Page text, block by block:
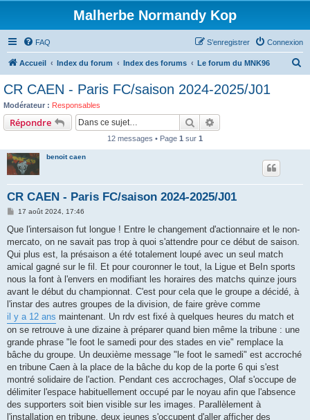
Malherbe Normandy Kop
FAQ Connexion
S’enregistrer
Accueil Index du forum Index des forums Le forum du MNK96
CR CAEN - Paris FC/saison 2024-2025/J01
Modérateur : Responsables
Répondre Rechercher
12 messages • Page 1 sur 1
benoit caen
CR CAEN - Paris FC/saison 2024-2025/J01
M
s
a
g
17 août 2024, 17:46
Que l'intersaison fut longue ! Entre le changement d'actionnaire et le non-
mercato, on ne savait pas trop à quoi s'attendre pour ce début de saison.
Qui plus est, la présaison a été totalement loupé avec un seul match
amical gagné sur le fil. Et pour couronner le tout, la Ligue et BeIn sports
nous la font à l'envers en modifiant les horaires des matchs quinze jours
avant le début du championnat. C'est pour cela que le groupe a décidé, à
l'instar des autres groupes de la division, de faire grève comme
il y a 12 ans maintenant. Un rdv est fixé à quelques heures du match et
on se retrouve à une dizaine à préparer quand bien même la tribune : une
grande phrase "le foot le samedi pour des stades en vie" remplace la
bâche du groupe. Un deuxième message "le foot le samedi" est accroché
en tribune Caen à la place de la bâche du kop de la porte 6 qui s'est
montré solidaire de l'action. Pendant ces accrochages, Olaf s'occupe de
délimiter l'espace habituellement occupé par le noyau afin que l'absence
des supporters soit bien visible sur les images. Parallèlement à
l'installation en tribune, deux jeunes s'occupent d'aller afficher des